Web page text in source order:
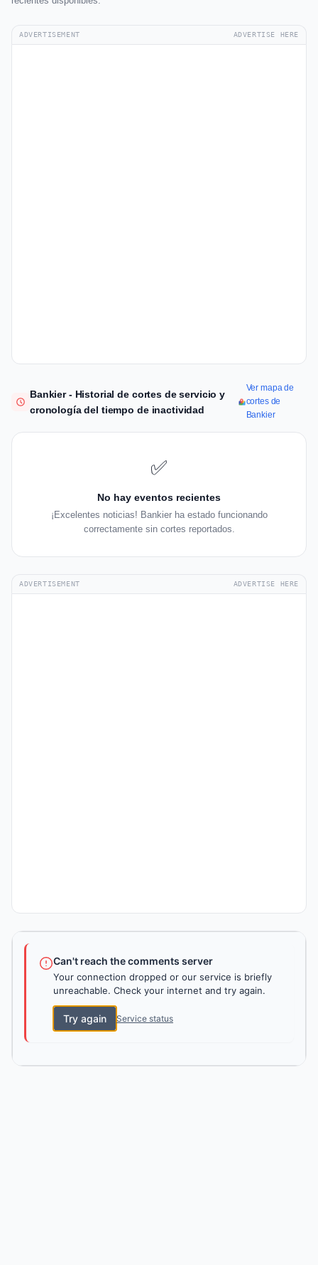
ADVERTISEMENT ADVERTISE HERE
Bankier - Historial de cortes de servicio y
cronología del tiempo de inactividad
Ver mapa de
cortes de
Bankier
✅
No hay eventos recientes
¡Excelentes noticias! Bankier ha estado funcionando
correctamente sin cortes reportados.
ADVERTISEMENT ADVERTISE HERE
Can't reach the comments server
Your connection dropped or our service is briefly
unreachable. Check your internet and try again.
Try again Service status